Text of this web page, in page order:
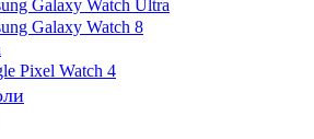
Galaxy Watch Ultra
Galaxy Watch 8
Pixel Watch 4